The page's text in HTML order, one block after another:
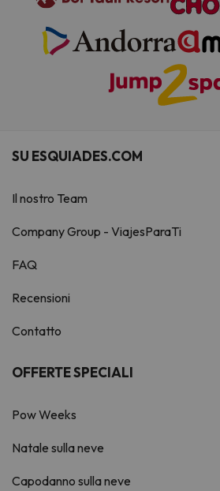
SU ESQUIADES.COM
Il nostro Team
Company Group - ViajesParaTi
FAQ
Recensioni
Contatto
OFFERTE SPECIALI
Pow Weeks
Natale sulla neve
Capodanno sulla neve